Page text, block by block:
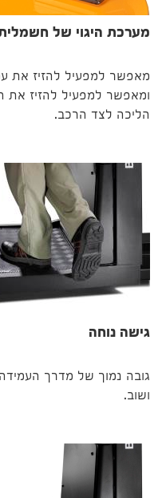
מערכת היגוי של
מאפשר למפעיל להזיז את
ומאפשר למפעיל להזיז את
הליכה לצד הרכב.
גישה נוחה
גובה נמוך של מדרך
ושוב.